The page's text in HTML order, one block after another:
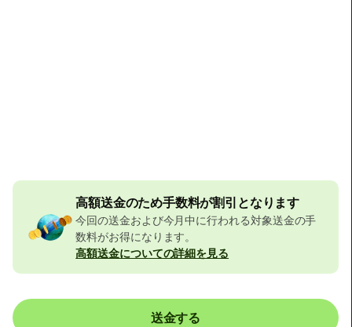
高額送金のため手数料が割引となります
今回の送金および今月中に行われる対象送金の手
数料がお得になります。
高額送金についての詳細を見る
送金する